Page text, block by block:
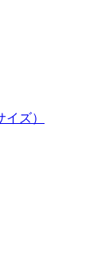
ズ）